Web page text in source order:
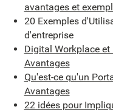
avantages et
20 Exemples
d'entreprise
Digital Workplace et
Avantages
Qu'est-ce qu'un
Avantages
22 idées pour